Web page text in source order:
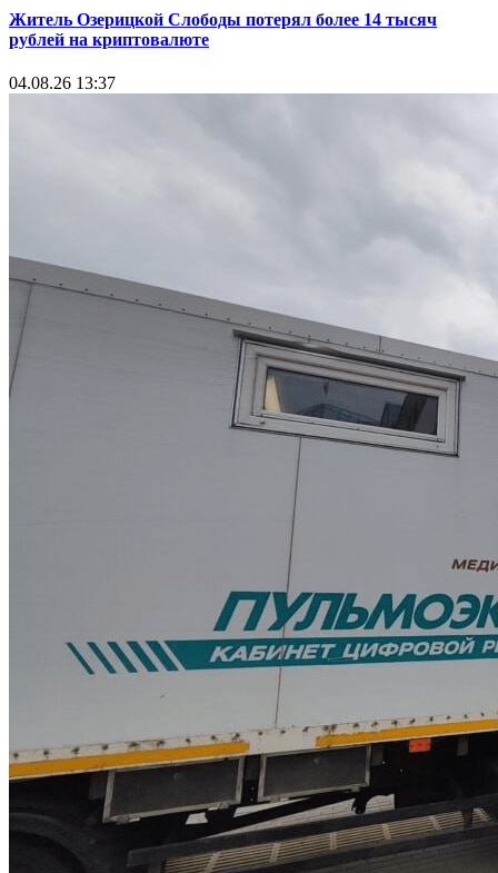
Житель Озерицкой Слободы потерял более 14 тысяч
рублей на криптовалюте
04.08.26 13:37